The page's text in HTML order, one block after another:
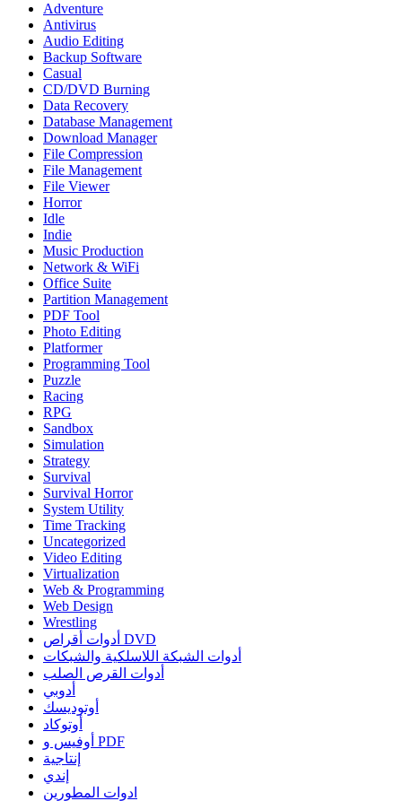
Adventure
Antivirus
Audio Editing
Backup Software
Casual
CD/DVD Burning
Data Recovery
Database Management
Download Manager
File Compression
File Management
File Viewer
Horror
Idle
Indie
Music Production
Network & WiFi
Office Suite
Partition Management
PDF Tool
Photo Editing
Platformer
Programming Tool
Puzzle
Racing
RPG
Sandbox
Simulation
Strategy
Survival
Survival Horror
System Utility
Time Tracking
Uncategorized
Video Editing
Virtualization
Web & Programming
Web Design
Wrestling
أدوات أقراص DVD
أدوات الشبكة اللاسلكية والشبكات
أدوات القرص الصلب
أدوبي
أوتوديسك
أوتوكاد
أوفيس و PDF
إنتاجية
إندي
ادوات المطورين